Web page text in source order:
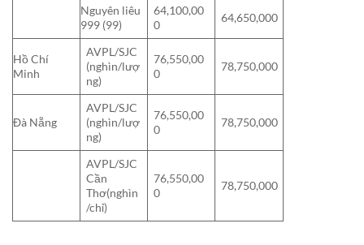
Nguyên liêu
999 (99)
64,100,00
0
64,650,000
Hồ Chí
Minh
AVPL/SJC
(nghìn/lượ
ng)
76,550,00
0
78,750,000
Đà Nẵng
AVPL/SJC
(nghìn/lượ
ng)
76,550,00
0
78,750,000
AVPL/SJC
Cần
Thơ(nghìn
/chỉ)
76,550,00
0
78,750,000